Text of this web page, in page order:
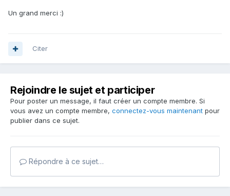
Un grand merci :)
Citer
Rejoindre le sujet et participer
Pour poster un message, il faut créer un compte membre. Si
vous avez un compte membre, connectez-vous maintenant pour
publier dans ce sujet.
Répondre à ce sujet…